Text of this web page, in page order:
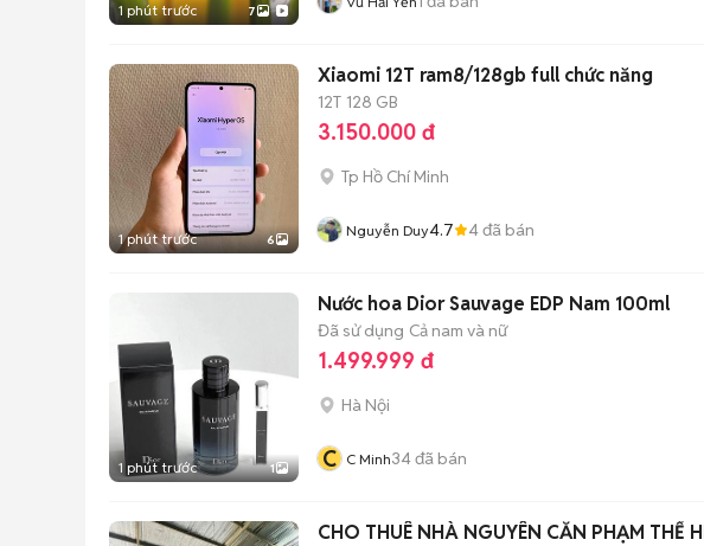
1 phút trước 7
1 phút trước 6
Xiaomi 12T ram8/128gb full chức năng
12T 128 GB
3.150.000 đ
Tp Hồ Chí Minh
Nguyễn Duy4.7 4đã bán
1 phút trước 1
Nước hoa Dior Sauvage EDP Nam 100ml
Đã sử dụng Cả nam và nữ
1.499.999 đ
Hà Nội
C C Minh34đã bán
CHO THUÊ NHÀ NGUYÊN CĂN PHẠM THẾ